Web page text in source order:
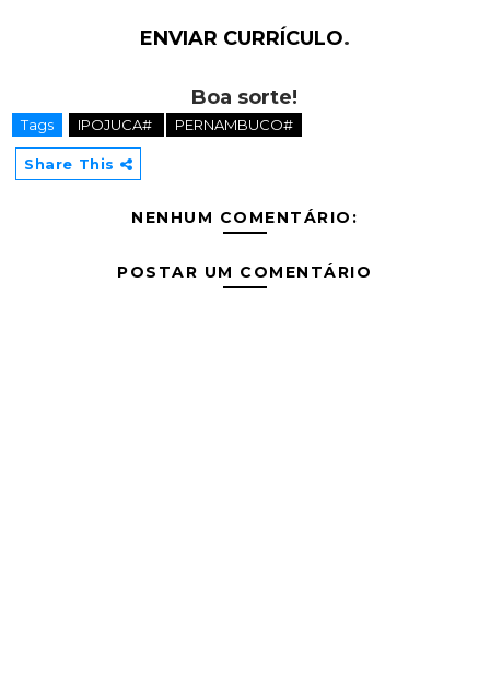
ENVIAR CURRÍCULO.
Boa sorte!
Tags IPOJUCA# PERNAMBUCO#
Share This
NENHUM COMENTÁRIO:
POSTAR UM COMENTÁRIO